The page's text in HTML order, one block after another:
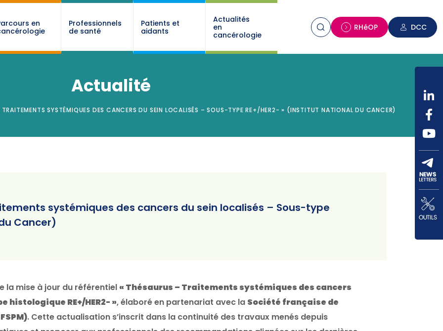
en
Professionnels
de santé
Patients et
aidants
Actualités
en
cancérologie
RHéOP DCC
Actualité
TRAITEMENTS SYSTÉMIQUES DES CANCERS DU SEIN LOCALISÉS – SOUS-TYPE RE+/HER2- » (INSTITUT NATIONAL DU CANCER)
systémiques des cancers du sein localisés – Sous-type
Cancer)
la mise à jour du référentiel « Thésaurus – Traitements systémiques des cancers
histologique RE+/HER2- », élaboré en partenariat avec la Société française de
. Cette actualisation s’inscrit dans la continuité des travaux menés depuis